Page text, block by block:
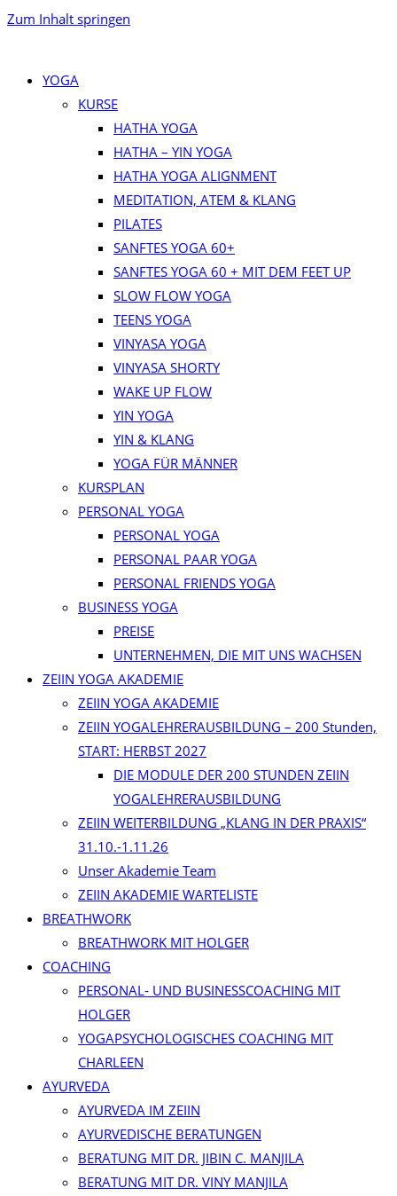
Zum Inhalt springen
YOGA
KURSE
HATHA YOGA
HATHA – YIN YOGA
HATHA YOGA ALIGNMENT
MEDITATION, ATEM & KLANG
PILATES
SANFTES YOGA 60+
SANFTES YOGA 60 + MIT DEM FEET UP
SLOW FLOW YOGA
TEENS YOGA
VINYASA YOGA
VINYASA SHORTY
WAKE UP FLOW
YIN YOGA
YIN & KLANG
YOGA FÜR MÄNNER
KURSPLAN
PERSONAL YOGA
PERSONAL YOGA
PERSONAL PAAR YOGA
PERSONAL FRIENDS YOGA
BUSINESS YOGA
PREISE
UNTERNEHMEN, DIE MIT UNS WACHSEN
ZEIIN YOGA AKADEMIE
ZEIIN YOGA AKADEMIE
ZEIIN YOGALEHRERAUSBILDUNG – 200 Stunden,
START: HERBST 2027
DIE MODULE DER 200 STUNDEN ZEIIN
YOGALEHRERAUSBILDUNG
ZEIIN WEITERBILDUNG „KLANG IN DER PRAXIS“
31.10.-1.11.26
Unser Akademie Team
ZEIIN AKADEMIE WARTELISTE
BREATHWORK
BREATHWORK MIT HOLGER
COACHING
PERSONAL- UND BUSINESSCOACHING MIT
HOLGER
YOGAPSYCHOLOGISCHES COACHING MIT
CHARLEEN
AYURVEDA
AYURVEDA IM ZEIIN
AYURVEDISCHE BERATUNGEN
BERATUNG MIT DR. JIBIN C. MANJILA
BERATUNG MIT DR. VINY MANJILA